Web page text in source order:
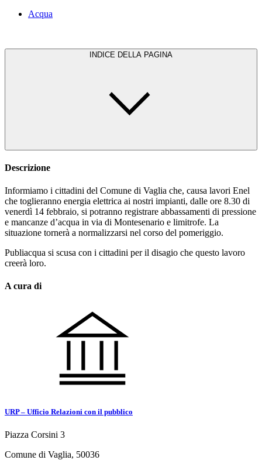
Acqua
INDICE DELLA PAGINA
Descrizione
Informiamo i cittadini del Comune di Vaglia che, causa lavori Enel
che toglieranno energia elettrica ai nostri impianti, dalle ore 8.30 di
venerdì 14 febbraio, si potranno registrare abbassamenti di pressione
e mancanze d’acqua in via di Montesenario e limitrofe. La
situazione tornerà a normalizzarsi nel corso del pomeriggio.
Publiacqua si scusa con i cittadini per il disagio che questo lavoro
creerà loro.
A cura di
URP – Ufficio Relazioni con il pubblico
Piazza Corsini 3
Comune di Vaglia, 50036